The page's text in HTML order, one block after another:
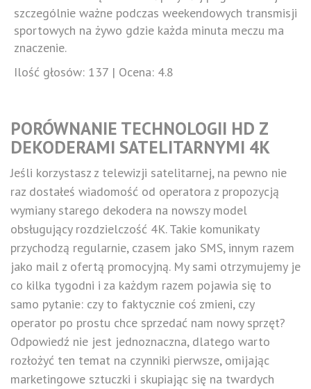
szczególnie ważne podczas weekendowych transmisji
sportowych na żywo gdzie każda minuta meczu ma
znaczenie.
Ilość głosów: 137 | Ocena: 4.8
PORÓWNANIE TECHNOLOGII HD Z
DEKODERAMI SATELITARNYMI 4K
Jeśli korzystasz z telewizji satelitarnej, na pewno nie
raz dostałeś wiadomość od operatora z propozycją
wymiany starego dekodera na nowszy model
obsługujący rozdzielczość 4K. Takie komunikaty
przychodzą regularnie, czasem jako SMS, innym razem
jako mail z ofertą promocyjną. My sami otrzymujemy je
co kilka tygodni i za każdym razem pojawia się to
samo pytanie: czy to faktycznie coś zmieni, czy
operator po prostu chce sprzedać nam nowy sprzęt?
Odpowiedź nie jest jednoznaczna, dlatego warto
rozłożyć ten temat na czynniki pierwsze, omijając
marketingowe sztuczki i skupiając się na twardych